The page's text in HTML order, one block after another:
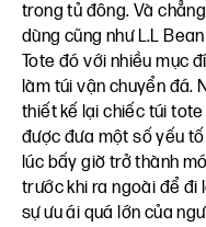
trong tủ đông. Và
dùng cũng như L.L
Tote đó với nhiều mục
làm túi vận chuyển đá.
thiết kế lại chiếc túi
được đưa một số yếu
lúc bấy giờ trở thành
trước khi ra ngoài để đi
sự ưu ái quá lớn của